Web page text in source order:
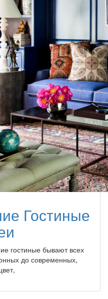
Гостиные
гостиные бывают всех
до современных,